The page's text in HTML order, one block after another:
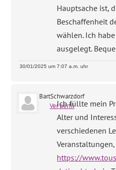
Hauptsache ist,
Beschaffenheit
wählen. Ich
ausgelegt.
30/01/2025 um 7:07 a.m. uhr
BartSchwarzdorf
Ver perfil
Ich füllte mein
Alter und
verschiedenen
https://